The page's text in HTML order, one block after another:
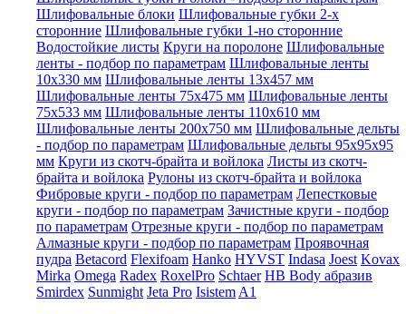
Шлифовальные блоки Шлифовальные губки 2-х
сторонние Шлифовальные губки 1-но сторонние
Водостойкие листы Круги на поролоне Шлифовальные
ленты - подбор по параметрам Шлифовальные ленты
10x330 мм Шлифовальные ленты 13x457 мм
Шлифовальные ленты 75x475 мм Шлифовальные ленты
75x533 мм Шлифовальные ленты 110x610 мм
Шлифовальные ленты 200x750 мм Шлифовальные дельты
- подбор по параметрам Шлифовальные дельты 95x95x95
мм Круги из скотч-брайта и войлока Листы из скотч-
брайта и войлока Рулоны из скотч-брайта и войлока
Фибровые круги - подбор по параметрам Лепестковые
круги - подбор по параметрам Зачистные круги - подбор
по параметрам Отрезные круги - подбор по параметрам
Алмазные круги - подбор по параметрам Проявочная
пудра Betacord Flexifoam Hanko HYVST Indasa Joest Kovax
Mirka Omega Radex RoxelPro Schtaer HB Body абразив
Smirdex Sunmight Jeta Pro Isistem A1